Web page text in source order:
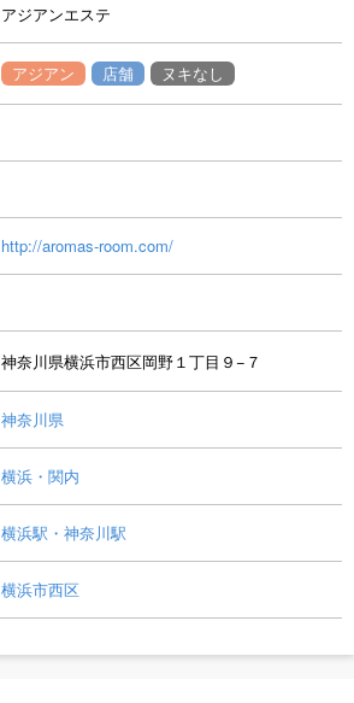
アジアンエステ
アジアン 店舗 ヌキなし
http://aromas-room.com/
神奈川県横浜市西区岡野１丁目９−７
神奈川県
横浜・関内
横浜駅・神奈川駅
横浜市西区